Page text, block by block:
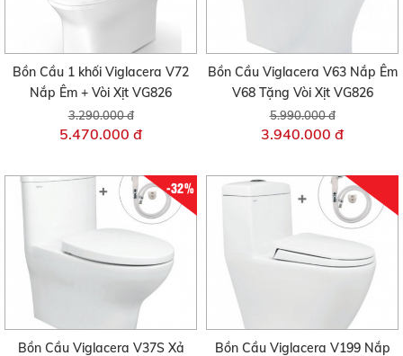
Bồn Cầu 1 khối Viglacera V72
Nắp Êm + Vòi Xịt VG826
3.290.000 đ
5.470.000 đ
Bồn Cầu Viglacera V63 Nắp Êm
V68 Tặng Vòi Xịt VG826
5.990.000 đ
3.940.000 đ
-32%
Bồn Cầu Viglacera V37S Xả
Bồn Cầu Viglacera V199 Nắp